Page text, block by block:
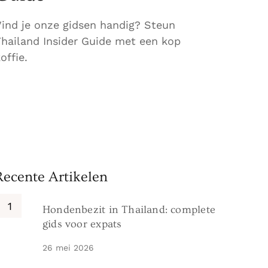
je onze gidsen handig? Steun
Insider Guide met een kop
Artikelen
Hondenbezit in Thailand: complete
gids voor expats
26 mei 2026